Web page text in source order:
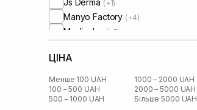
(+1)
Manyo Factory (+4)
Medicube (+5)
Needly
Numbuzin (+2)
Patchology
RARE Paris
ЦІНА
Менше 100 UAH
100 – 500 UAH
500 – 1000 UAH
1000 – 2000 UAH
2000 – 5000 UAH
Більше 5000 UAH